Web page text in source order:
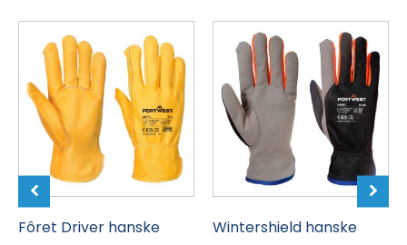
Fôret Driver hanske
produktet
flere
varianter.
Alternativene
velges
på
produktsiden
Wintershield hanske
produktet
flere
varianter.
Alternativene
velges
produktsiden